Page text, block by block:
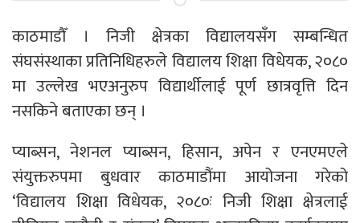
काठमाडाैँ । निजी क्षेत्रका विद्यालयसँग सम्बन्धित
संघसंस्थाका प्रतिनिधिहरुले विद्यालय शिक्षा विधेयक, २०८०
मा उल्लेख भएअनुरुप विद्यार्थीलाई पूर्ण छात्रवृत्ति दिन
नसकिने बताएका छन् ।
प्याब्सन, नेशनल प्याब्सन, हिसान, अपेन र एनएमएले
संयुक्तरुपमा बुधवार काठमाडौंमा आयोजना गरेको
‘विद्यालय शिक्षा विधेयक, २०८०ः निजी शिक्षा क्षेत्रलाई